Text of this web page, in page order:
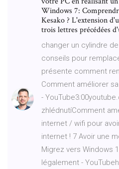
Windows 7:
Kesako ? L'extension
trois lettres précédées
changer un cylindre
conseils pour
présente comment
Comment améliorer
-
zhlédnutíComment
internet / wifi pour
internet ! 7 Avoir une
Migrez vers Windows
légalement -